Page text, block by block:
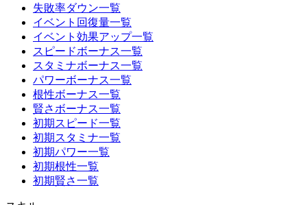
失敗率ダウン一覧
イベント回復量一覧
イベント効果アップ一覧
スピードボーナス一覧
スタミナボーナス一覧
パワーボーナス一覧
根性ボーナス一覧
賢さボーナス一覧
初期スピード一覧
初期スタミナ一覧
初期パワー一覧
初期根性一覧
初期賢さ一覧